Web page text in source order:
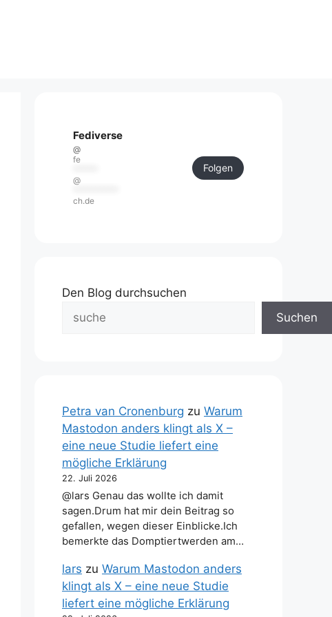
Fediverse
@
fe
@
ch.de
Folgen
Den Blog durchsuchen
Suchen
Petra van Cronenburg zu Warum
Mastodon anders klingt als X –
eine neue Studie liefert eine
mögliche Erklärung
22. Juli 2026
@lars Genau das wollte ich damit
sagen.Drum hat mir dein Beitrag so
gefallen, wegen dieser Einblicke.Ich
bemerkte das Domptiertwerden am…
lars zu Warum Mastodon anders
klingt als X – eine neue Studie
liefert eine mögliche Erklärung